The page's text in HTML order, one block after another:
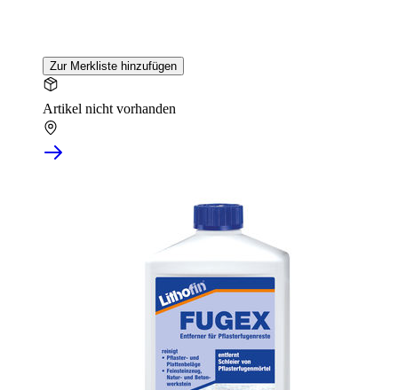
Zur Merkliste hinzufügen
Artikel nicht vorhanden